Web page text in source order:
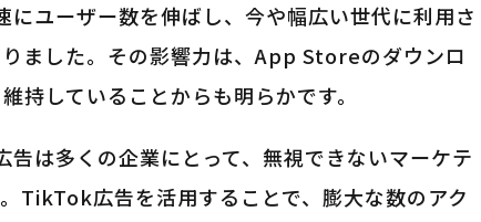
ユーザー数を伸ばし、今や幅広い世代に利用さ
ました。その影響力は、App Storeのダウンロ
持していることからも明らかです。
は多くの企業にとって、無視できないマーケテ
TikTok広告を活用することで、膨大な数のアク